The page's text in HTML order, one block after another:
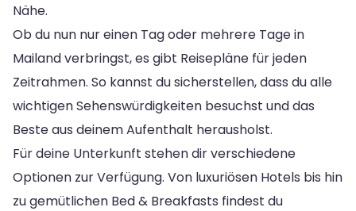
Nähe.
Ob du nun nur einen Tag oder mehrere Tage in
Mailand verbringst, es gibt Reisepläne für jeden
Zeitrahmen. So kannst du sicherstellen, dass du alle
wichtigen Sehenswürdigkeiten besuchst und das
Beste aus deinem Aufenthalt herausholst.
Für deine Unterkunft stehen dir verschiedene
Optionen zur Verfügung. Von luxuriösen Hotels bis hin
zu gemütlichen Bed & Breakfasts findest du